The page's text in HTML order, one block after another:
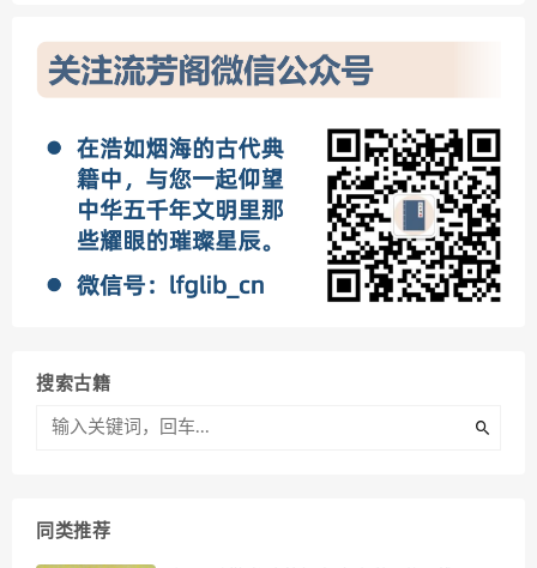
搜索古籍
同类推荐